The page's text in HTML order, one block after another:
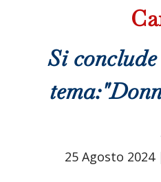
Si
25 Agosto 2024